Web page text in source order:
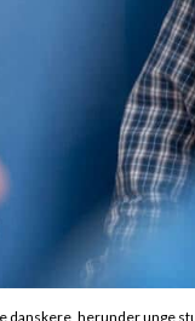
danskere, herunder unge